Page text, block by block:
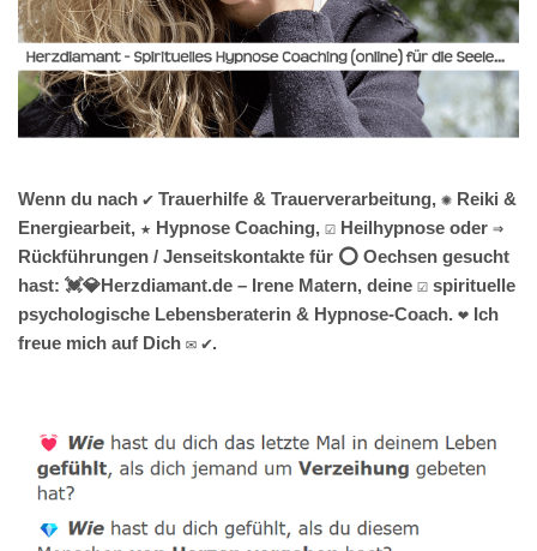
Wenn du nach ✔️ Trauerhilfe & Trauerverarbeitung, ✺ Reiki &
Energiearbeit, ★ Hypnose Coaching, ☑️ Heilhypnose oder ⇒
Rückführungen / Jenseitskontakte für ⭕ Oechsen gesucht
hast: 💓️💎Herzdiamant.de – Irene Matern, deine ☑️ spirituelle
psychologische Lebensberaterin & Hypnose-Coach. ❤ Ich
freue mich auf Dich ✉ ✔.